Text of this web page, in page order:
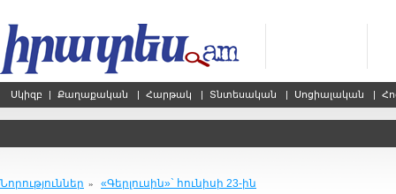
Սկիզբ | Քաղաքական | Հարթակ | Տնտեսական | Սոցիալական |
Նորություններ » «Գերլուսին»` հունիսի 23-ին